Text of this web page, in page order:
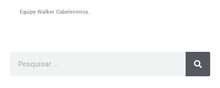
Equipe Walker Cabeleireiros.